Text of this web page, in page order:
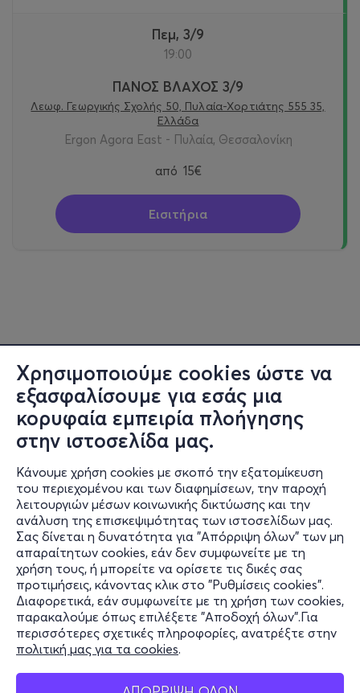
Χρησιμοποιούμε cookies ώστε να
εξασφαλίσουμε για εσάς μια
κορυφαία εμπειρία πλοήγησης
στην ιστοσελίδα μας.
Κάνουμε χρήση cookies με σκοπό την εξατομίκευση
του περιεχομένου και των διαφημίσεων, την παροχή
λειτουργιών μέσων κοινωνικής δικτύωσης και την
ανάλυση της επισκεψιμότητας των ιστοσελίδων μας.
Σας δίνεται η δυνατότητα για "Απόρριψη όλων" των μη
απαραίτητων cookies, εάν δεν συμφωνείτε με τη
χρήση τους, ή μπορείτε να ορίσετε τις δικές σας
προτιμήσεις, κάνοντας κλικ στο "Ρυθμίσεις cookies".
Διαφορετικά, εάν συμφωνείτε με τη χρήση των cookies,
παρακαλούμε όπως επιλέξετε "Αποδοχή όλων".Για
περισσότερες σχετικές πληροφορίες, ανατρέξτε στην
πολιτική μας για τα cookies.
Πεμ, 3/9
19:00
ΠΑΝΟΣ ΒΛΑΧΟΣ 3/9
Λεωφ. Γεωργικής Σχολής 50, Πυλαία-Χορτιάτης 555 35,
Ελλάδα
Ergon Agora East - Πυλαία, Θεσσαλονίκη
από 15€
Εισιτήρια
Πληροφορίες
Υποστήριξη
Stay Connected
Mobile app